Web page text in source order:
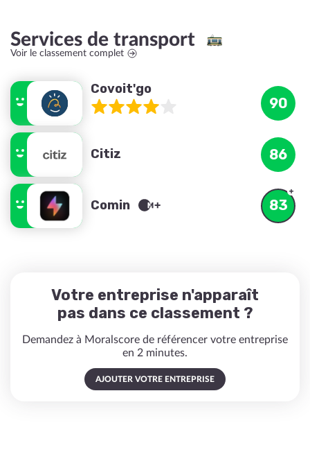
Services de transport
Voir le classement complet
Covoit'go
90
Citiz 86
Comin 83
Votre entreprise n'apparaît
pas dans ce classement ?
Demandez à Moralscore de référencer votre entreprise
en 2 minutes.
AJOUTER VOTRE ENTREPRISE